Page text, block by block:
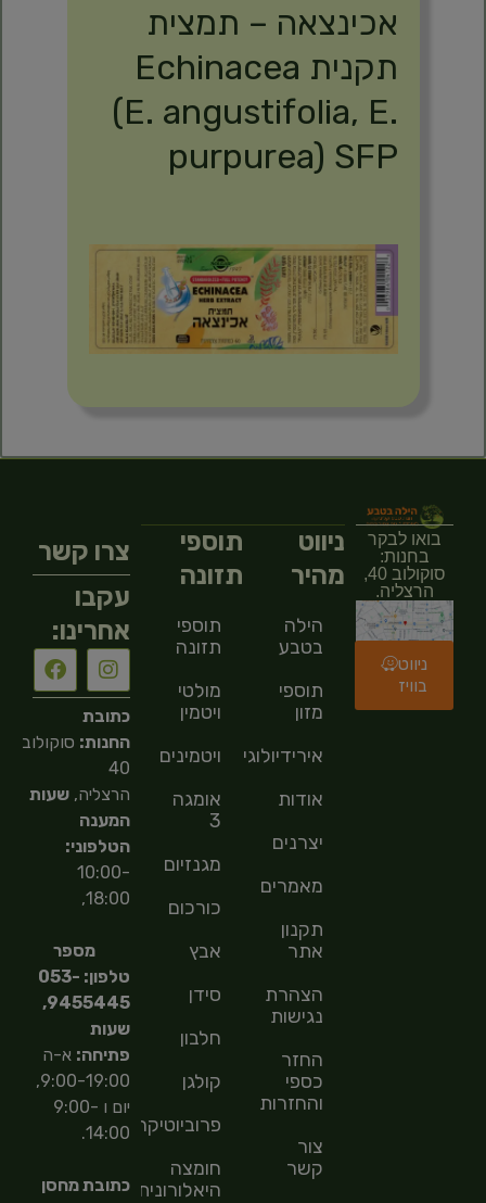
אכינצאה – תמצית
תקנית Echinacea
(E. angustifolia, E.
purpurea) SFP
בואו לבקר
בחנות:
סוקולוב 40,
הרצליה.
ניווט
בוויז
ניווט
מהיר
הילה
בטבע
תוספי
מזון
אירידיולוגיה
אודות
יצרנים
מאמרים
תקנון
אתר
הצהרת
נגישות
החזר
כספי
והחזרות
צור
קשר
תוספי
תזונה
תוספי
תזונה
מולטי
ויטמין
ויטמינים
אומגה
3
מגנזיום
כורכום
אבץ
סידן
חלבון
קולגן
פרוביוטיקה
חומצה
היאלורונית
צרו קשר
עקבו
אחרינו:
כתובת
החנות: סוקולוב
40
הרצליה,שעות
המענה
הטלפוני:
10:00-
18:00,
מספר
טלפון: 053-
9455445,
שעות
פתיחה: א-ה
9:00-19:00,
יום ו 9:00-
14:00.
כתובת מחסן